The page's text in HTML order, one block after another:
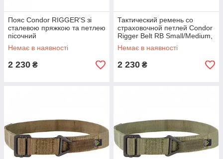
Пояс Condor RIGGER'S зі
сталевою пряжкою та петлею
пісочний
Немає в наявності
2 230 ₴
Тактический ремень со
страховочной петлей Condor
Rigger Belt RB Small/Medium,
Олива (Olive)
Немає в наявності
2 230 ₴